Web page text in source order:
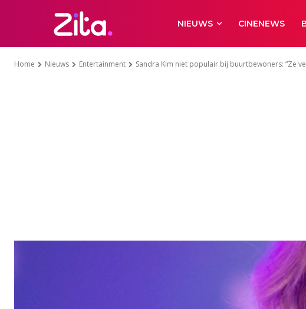
NIEUWS CINENEWS
Home Nieuws Entertainment Sandra Kim niet populair bij buurtbewoners: “Ze